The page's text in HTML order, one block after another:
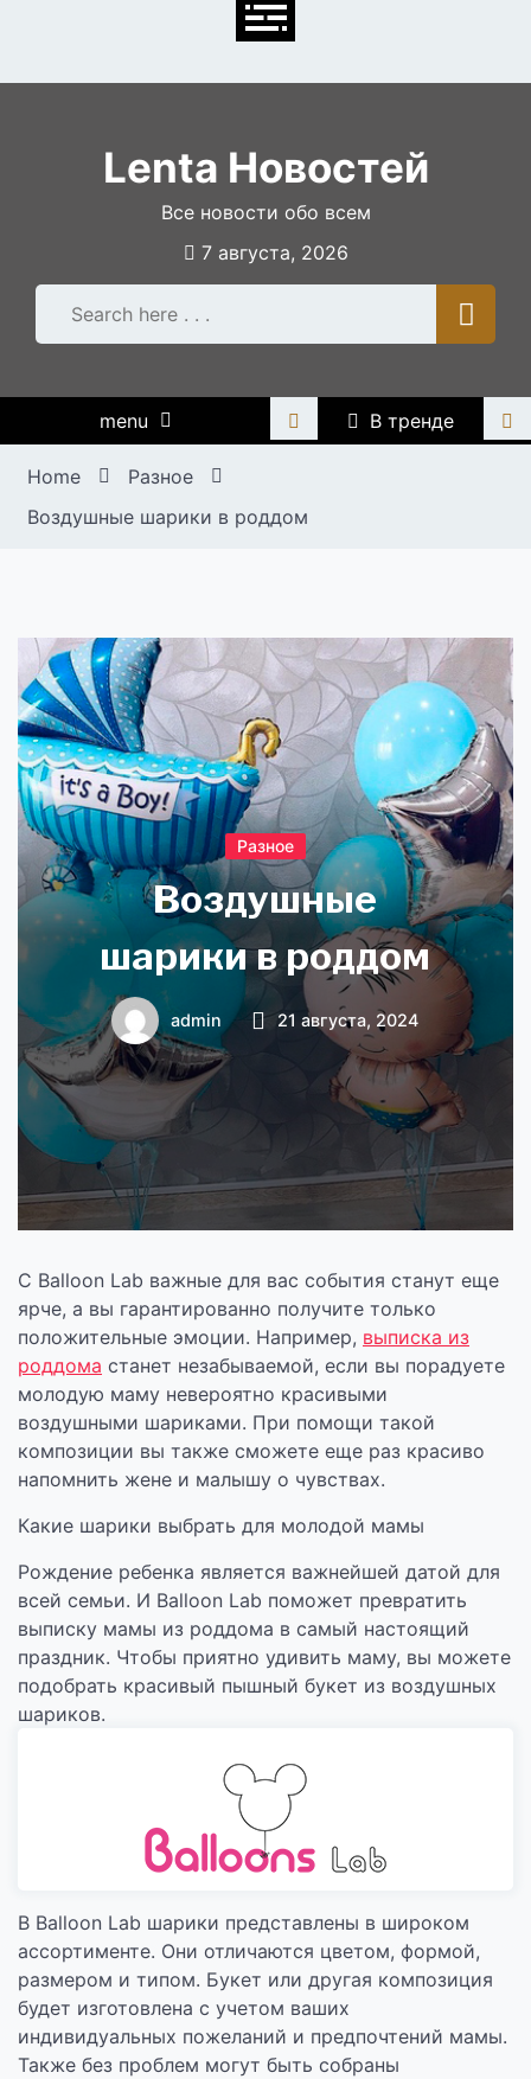
Lenta Новостей
Все новости обо всем
7 августа, 2026
menu В тренде
Home
Разное
Воздушные шарики в роддом
Разное
Воздушные
шарики в роддом
admin 21 августа, 2024
С Balloon Lab важные для вас события станут еще
ярче, а вы гарантированно получите только
положительные эмоции. Например, выписка из
роддома станет незабываемой, если вы порадуете
молодую маму невероятно красивыми
воздушными шариками. При помощи такой
композиции вы также сможете еще раз красиво
напомнить жене и малышу о чувствах.
Какие шарики выбрать для молодой мамы
Рождение ребенка является важнейшей датой для
всей семьи. И Balloon Lab поможет превратить
выписку мамы из роддома в самый настоящий
праздник. Чтобы приятно удивить маму, вы можете
подобрать красивый пышный букет из воздушных
шариков.
В Balloon Lab шарики представлены в широком
ассортименте. Они отличаются цветом, формой,
размером и типом. Букет или другая композиция
будет изготовлена с учетом ваших
индивидуальных пожеланий и предпочтений мамы.
Также без проблем могут быть собраны